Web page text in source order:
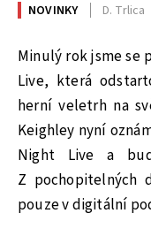
NOVINKY D. Trlica
Minulý rok jsme se
Live, která
herní veletrh na
Keighley nyní
Night Live a
Z
pouze v digitální